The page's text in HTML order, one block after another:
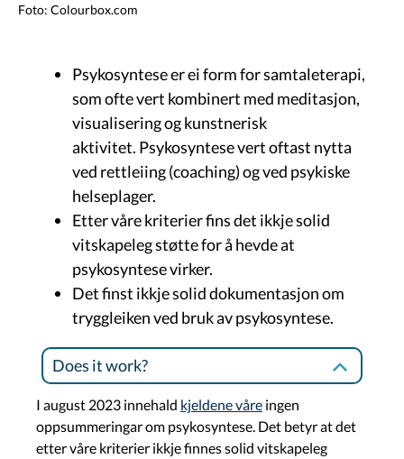
Foto: Colourbox.com
Psykosyntese er ei form for samtaleterapi,
som ofte vert kombinert med meditasjon,
visualisering og kunstnerisk
aktivitet. Psykosyntese vert oftast nytta
ved rettleiing (coaching) og ved psykiske
helseplager.
Etter våre kriterier fins det ikkje solid
vitskapeleg støtte for å hevde at
psykosyntese virker.
Det finst ikkje solid dokumentasjon om
tryggleiken ved bruk av psykosyntese.
Does it work?
I august 2023 innehald kjeldene våre ingen
oppsummeringar om psykosyntese. Det betyr at det
etter våre kriterier ikkje finnes solid vitskapeleg